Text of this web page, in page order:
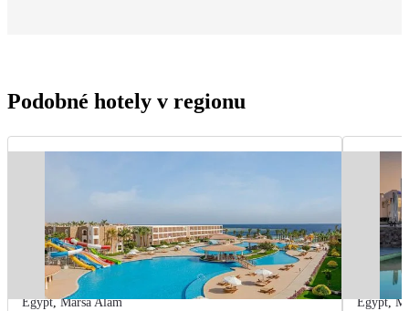
Podobné hotely v regionu
Egypt,Marsa Alam Egypt,